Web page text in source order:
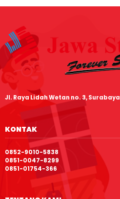
Jl. Raya Lidah Wetan no. 3, Surabaya
KONTAK
0852-9010-5838
0851-0047-8299
0851-01754-366